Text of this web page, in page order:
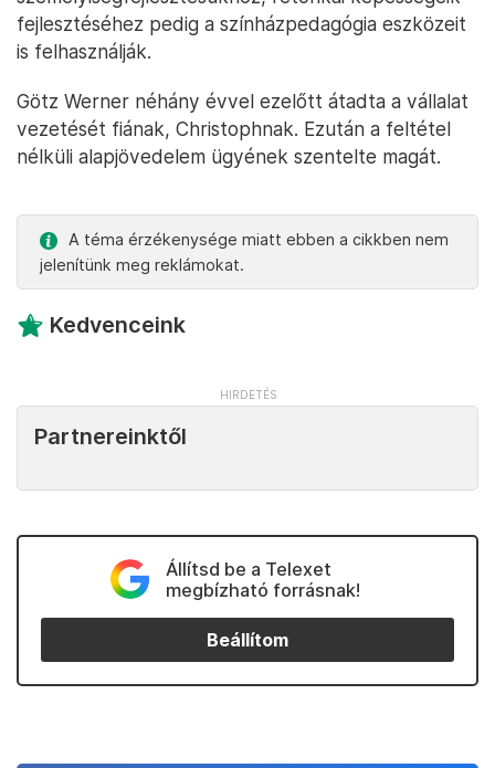
fejlesztéséhez pedig a színházpedagógia eszközeit
is felhasználják.
Götz Werner néhány évvel ezelőtt átadta a vállalat
vezetését fiának, Christophnak. Ezután a feltétel
nélküli alapjövedelem ügyének szentelte magát.
A téma érzékenysége miatt ebben a cikkben nem
jelenítünk meg reklámokat.
Kedvenceink
Partnereinktől
Állítsd be a Telexet
megbízható forrásnak!
Beállítom